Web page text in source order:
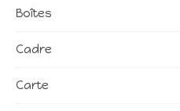
Boîtes
Cadre
Carte